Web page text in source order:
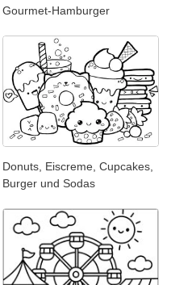
Gourmet-Hamburger
Donuts, Eiscreme, Cupcakes,
Burger und Sodas